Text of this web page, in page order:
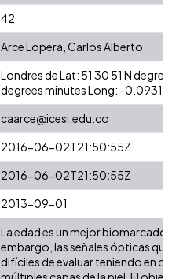
42
Arce Lopera, Carlos Alberto
Londres de Lat: 51 30 51 N
degrees minutes Long: -0.0931
caarce@icesi.edu.co
2016-06-02T21:50:55Z
2016-06-02T21:50:55Z
2013-09-01
La edad es un mejor
embargo, las señales ópticas
difíciles de evaluar teniendo en